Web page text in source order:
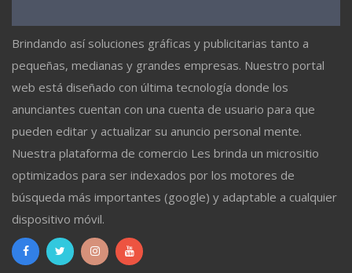
Brindando así soluciones gráficas y publicitarias tanto a
pequeñas, medianas y grandes empresas. Nuestro portal
web está diseñado con última tecnología donde los
anunciantes cuentan con una cuenta de usuario para que
pueden editar y actualizar su anuncio personal mente.
Nuestra plataforma de comercio Les brinda un micrositio
optimizados para ser indexados por los motores de
búsqueda más importantes (google) y adaptable a cualquier
dispositivo móvil.